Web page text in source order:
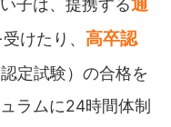
子は、提携する
けたり、高卒認
定試験）の合格を
ラムに24時間体制